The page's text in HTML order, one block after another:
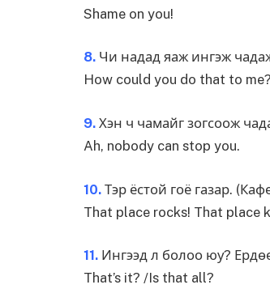
Shame on you!
8. Чи надад яаж ингэж
How could you do that to me?
9. Хэн ч чамайг зогсоож
Ah, nobody can stop you.
10. Тэр ёстой гоё газар.
That place rocks! That place
11. Ингээд л болоо юу?
That’s it? /Is that all?